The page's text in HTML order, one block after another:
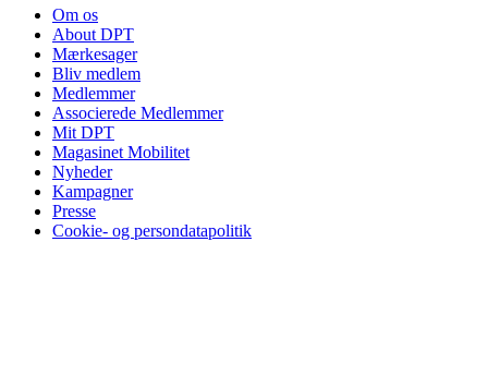
Om os
About DPT
Mærkesager
Bliv medlem
Medlemmer
Associerede Medlemmer
Mit DPT
Magasinet Mobilitet
Nyheder
Kampagner
Presse
Cookie- og persondatapolitik